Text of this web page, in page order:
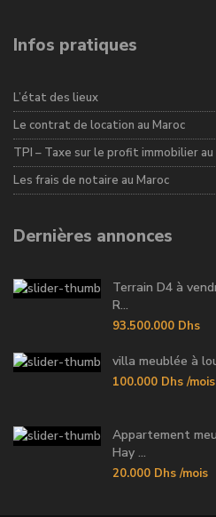
Infos pratiques
L’état des lieux
Le contrat de location au Maroc
TPI – Taxe sur le profit immobilier au
Les frais de notaire au Maroc
Dernières annonces
Terrain D4 à
R...
93.500.000 Dhs
villa meublée à
100.000 Dhs /mois
Appartement
Hay ...
20.000 Dhs /mois